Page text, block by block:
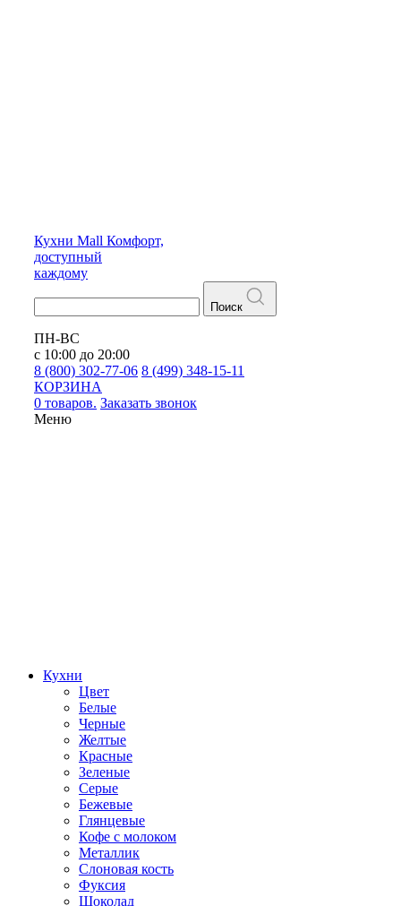
Кухни Mall Комфорт,
доступный
каждому
Поиск
ПН-ВС
с 10:00 до 20:00
8 (800) 302-77-06 8 (499) 348-15-11
КОРЗИНА
0 товаров. Заказать звонок
Меню
Кухни
Цвет
Белые
Черные
Желтые
Красные
Зеленые
Серые
Бежевые
Глянцевые
Кофе с молоком
Металлик
Слоновая кость
Фуксия
Шоколад